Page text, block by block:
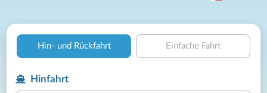
Hin- und Rückfahrt Einfache Fahrt
Hinfahrt